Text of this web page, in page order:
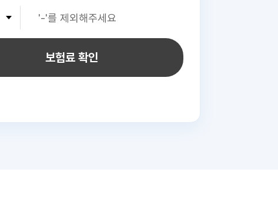
보험료 확인